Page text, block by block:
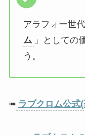
アラフォー世
ム 」としての
う。
➠ ラブクロム公式